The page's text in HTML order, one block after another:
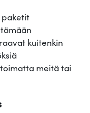
kuitenkin
meitä tai